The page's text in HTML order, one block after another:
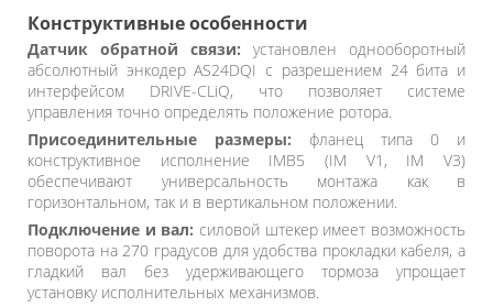
Конструктивные особенности
Датчик обратной связи: установлен однооборотный
абсолютный энкодер AS24DQI с разрешением 24 бита и
интерфейсом DRIVE-CLiQ, что позволяет системе
управления точно определять положение ротора.
Присоединительные размеры: фланец типа 0 и
конструктивное исполнение IMB5 (IM V1, IM V3)
обеспечивают универсальность монтажа как в
горизонтальном, так и в вертикальном положении.
Подключение и вал: силовой штекер имеет возможность
поворота на 270 градусов для удобства прокладки кабеля, а
гладкий вал без удерживающего тормоза упрощает
установку исполнительных механизмов.